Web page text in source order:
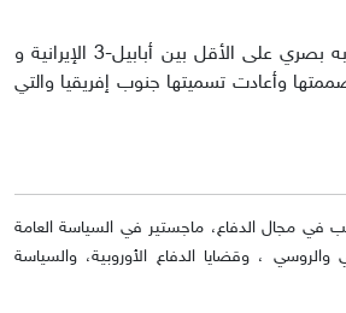
لا يمكن إنكار وجود تشابه بصري على الأقل بين أبابيل-3 الإيرانية و
وأعادت تسميتها جنوب إفريقيا والتي
في مجال الدفاع، ماجستير في السياسة العامة
والروسي ، وقضايا الدفاع الأوروبية، والسياسة